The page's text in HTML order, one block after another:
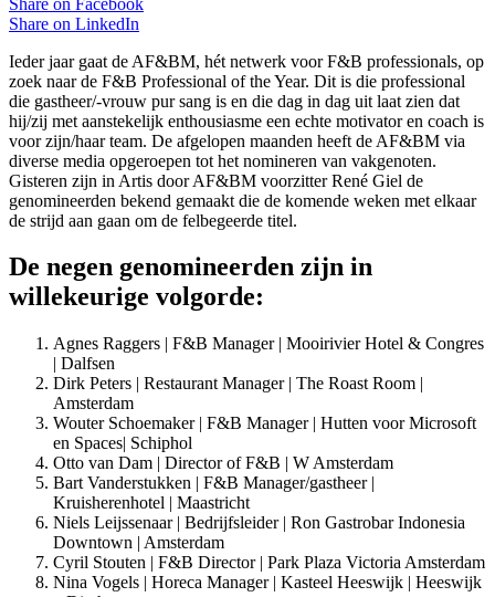
Share on LinkedIn
Ieder jaar gaat de AF&BM, hét netwerk voor F&B professionals, op
zoek naar de F&B Professional of the Year. Dit is die professional
die gastheer/-vrouw pur sang is en die dag in dag uit laat zien dat
hij/zij met aanstekelijk enthousiasme een echte motivator en coach is
voor zijn/haar team. De afgelopen maanden heeft de AF&BM via
diverse media opgeroepen tot het nomineren van vakgenoten.
Gisteren zijn in Artis door AF&BM voorzitter René Giel de
genomineerden bekend gemaakt die de komende weken met elkaar
de strijd aan gaan om de felbegeerde titel.
De negen genomineerden zijn in
willekeurige volgorde:
Agnes Raggers | F&B Manager | Mooirivier Hotel & Congres
| Dalfsen
Dirk Peters | Restaurant Manager | The Roast Room |
Amsterdam
Wouter Schoemaker | F&B Manager | Hutten voor Microsoft
en Spaces| Schiphol
Otto van Dam | Director of F&B | W Amsterdam
Bart Vanderstukken | F&B Manager/gastheer |
Kruisherenhotel | Maastricht
Niels Leijssenaar | Bedrijfsleider | Ron Gastrobar Indonesia
Downtown | Amsterdam
Cyril Stouten | F&B Director | Park Plaza Victoria Amsterdam
Nina Vogels | Horeca Manager | Kasteel Heeswijk | Heeswijk